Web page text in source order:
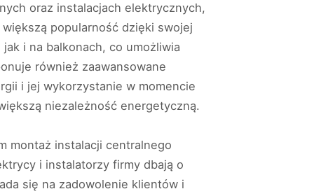
oraz instalacjach elektrycznych,
popularność dzięki swojej
i na balkonach, co umożliwia
również zaawansowane
i jej wykorzystanie w momencie
niezależność energetyczną.
montaż instalacji centralnego
i instalatorzy firmy dbają o
się na zadowolenie klientów i